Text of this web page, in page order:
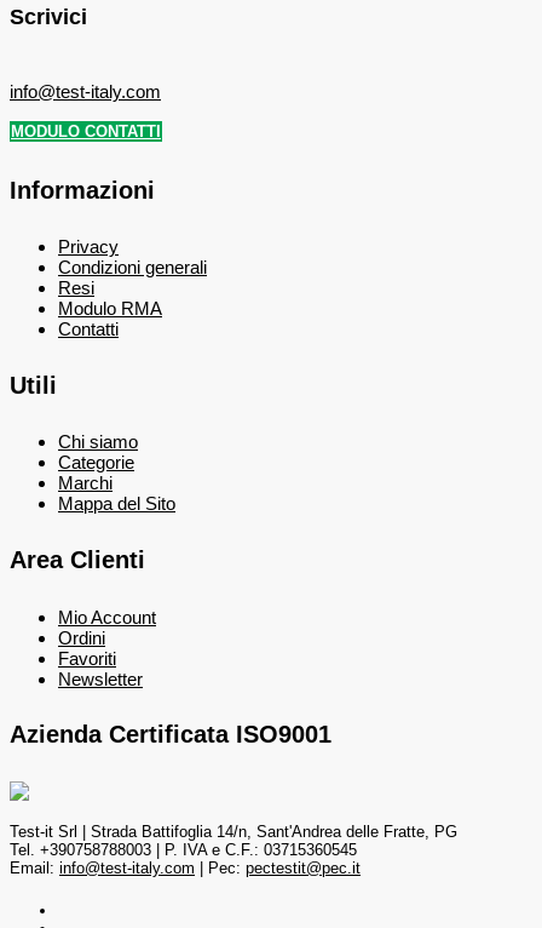
Scrivici
info@test-italy.com
MODULO CONTATTI
Informazioni
Privacy
Condizioni generali
Resi
Modulo RMA
Contatti
Utili
Chi siamo
Categorie
Marchi
Mappa del Sito
Area Clienti
Mio Account
Ordini
Favoriti
Newsletter
Azienda Certificata ISO9001
Test-it Srl | Strada Battifoglia 14/n, Sant'Andrea delle Fratte, PG
Tel. +390758788003 | P. IVA e C.F.: 03715360545
Email: info@test-italy.com | Pec: pectestit@pec.it